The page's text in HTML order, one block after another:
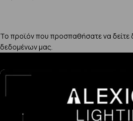
Το προϊόν που προσπαθήσατε να δείτε
δεδομένων μας.